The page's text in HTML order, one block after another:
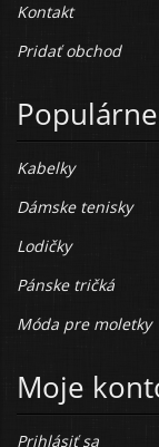
Kontakt
Pridať obchod
Kabelky
Dámske tenisky
Lodičky
Pánske tričká
Móda pre moletky
Moje
Prihlásiť sa